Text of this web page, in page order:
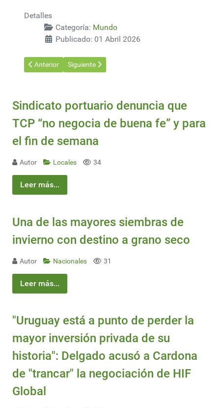
Detalles
Categoría: Mundo
Publicado: 01 Abril 2026
Artículo anterior: Los altos precios de petróleo y gas, más allá
Anterior Artículo siguiente: El Mercosur terminó de
Siguiente
Sindicato portuario denuncia que
TCP “no negocia de buena fe” y para
el fin de semana
Autor Locales 34
Leer más...
Una de las mayores siembras de
invierno con destino a grano seco
Autor Nacionales 31
Leer más...
"Uruguay está a punto de perder la
mayor inversión privada de su
historia": Delgado acusó a Cardona
de "trancar" la negociación de HIF
Global